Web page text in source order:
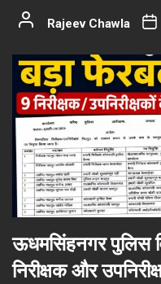
Rajeev Chawla
ऊधमसिंहनगर पुलिस
निरीक्षक और